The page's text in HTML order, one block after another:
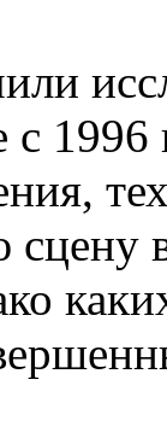
1996
сцену